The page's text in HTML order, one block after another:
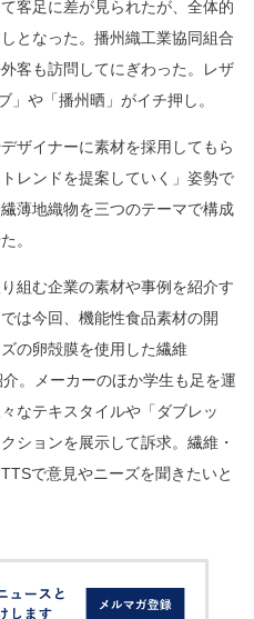
客足に差が見られたが、全体的
となった。播州織工業協同組合
客も訪問してにぎわった。レザ
」や「播州晒」がイチ押し。
ザイナーに素材を採用してもら
レンドを提案していく」姿勢で
薄地織物を三つのテーマで構成
。
組む企業の素材や事例を紹介す
は今回、機能性食品素材の開
の卵殻膜を使用した繊維
。メーカーのほか学生も足を運
なテキスタイルや「ダブレッ
ションを展示して訴求。繊維・
で意見やニーズを聞きたいと